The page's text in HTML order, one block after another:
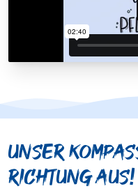
Unser
Richtung aus!